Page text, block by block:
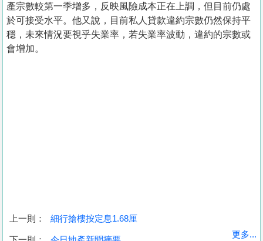
收
產宗數較第一季增多，反映風險成本正在上調，但目前仍處
於可接受水平。他又說，目前私人貸款違約宗數仍然保持平
穩，未來情況要視乎失業率，若失業率波動，違約的宗數或
會增加。
上一則： 細行搶樓按定息1.68厘
更多...